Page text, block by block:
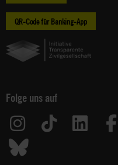
QR-Code für Banking-App
Folge uns auf